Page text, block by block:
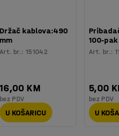
Držač kablova:490
mm
Art. br.: 151042
16,00 KM
bez PDV
U KOŠARICU
100-pak
Art. br.:
5,00
bez PDV
U